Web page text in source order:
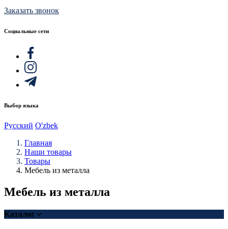
Заказать звонок
Социальные сети
Выбор языка
Русский O'zbek
Главная
Наши товары
Товары
Мебель из металла
Мебель из металла
Каталог